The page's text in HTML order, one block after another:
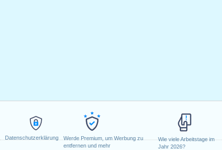
Datenschutzerklärung
Werde Premium, um Werbung zu
entfernen und mehr
Wie viele Arbeitstage im
Jahr 2026?